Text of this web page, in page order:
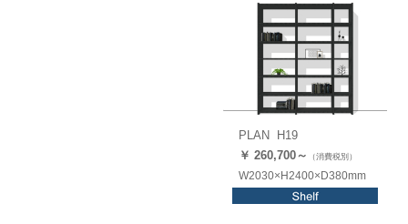
PLAN H19
￥ 260,700～ （消費税別）
W2030×H2400×D380mm